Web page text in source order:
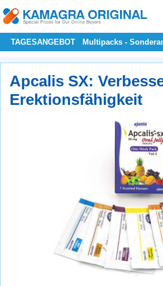
TAGESANGEBOT Multipacks -
Apcalis SX:
Erektionsfähigkeit